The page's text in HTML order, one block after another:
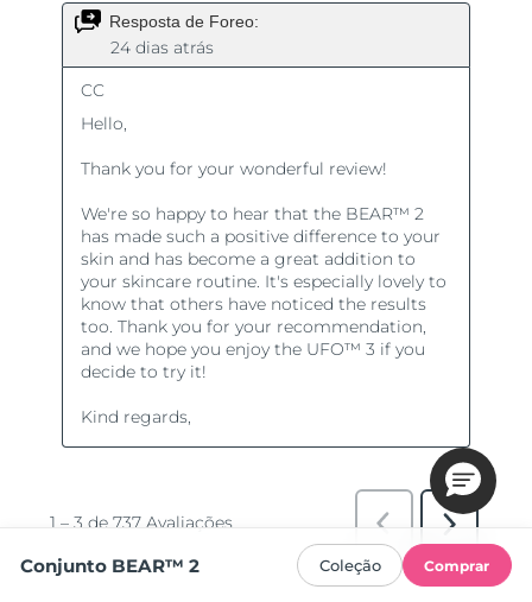
Conjunto BEAR™ 2 Coleção Comprar